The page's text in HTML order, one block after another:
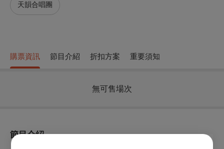
天韻合唱團
購票資訊 節目介紹 折扣方案 重要須知
無可售場次
節目介紹